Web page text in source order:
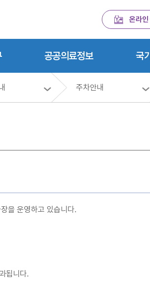
온라인
공공의료정보 국
주차안내
을 운영하고 있습니다.
됩니다.